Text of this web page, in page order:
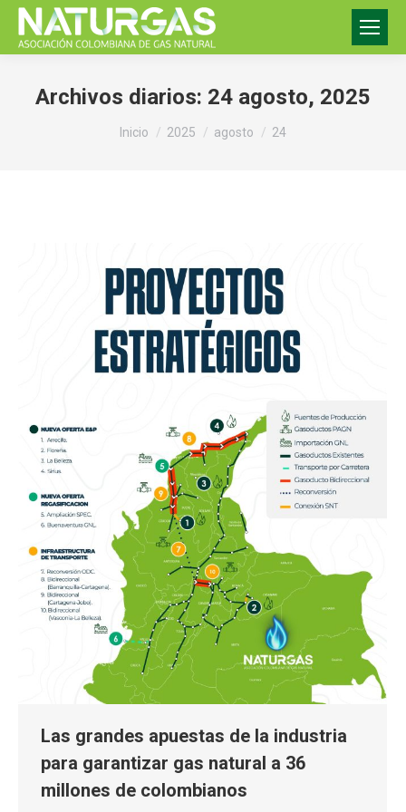
Archivos diarios: 24 agosto, 2025
Estás aquí:
Inicio 2025 agosto 24
Las grandes apuestas de la industria
para garantizar gas natural a 36
millones de colombianos